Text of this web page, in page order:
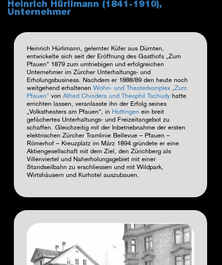
Heinrich Hürlimann (1841-1910),
Unternehmer
Heinrich Hürlimann, gelernter Küfer aus Dürnten,
entwickelte sich seit der Eröffnung des Gasthofs „Zum
Pfauen“ 1879 zum umtriebigen und erfolgreichen
Unternehmer im Zürcher Unterhaltungs- und
Erholungsbusiness. Nachdem er 1888/89 den heute noch
weitgehend erhaltenen Wohn- und Theaterkomplex „Zum
Pfauen“ von Alfred Chiodera und Theophil Tschudy hatte
errichten lassen, veranlasste ihn der Erfolg seines
„Volkstheaters am Pfauen“, in Hottingen ein breit
gefächertes Unterhaltungs- und Freizeitangebot zu
schaffen. Gleichzeitig mit der Inbetriebnahme der ersten
elektrischen Zürcher Tramlinie Bellevue – Pfauen –
Römerhof – Kreuzplatz im März 1894 gründete er eine
Aktiengesellschaft mit dem Ziel, den Zürichberg als
Villenviertel und Naherholungsgebiet mit einer
Standseilbahn zu erschliessen und mit Wildpark,
Wirtshäusern und Kurhotel auszubauen.